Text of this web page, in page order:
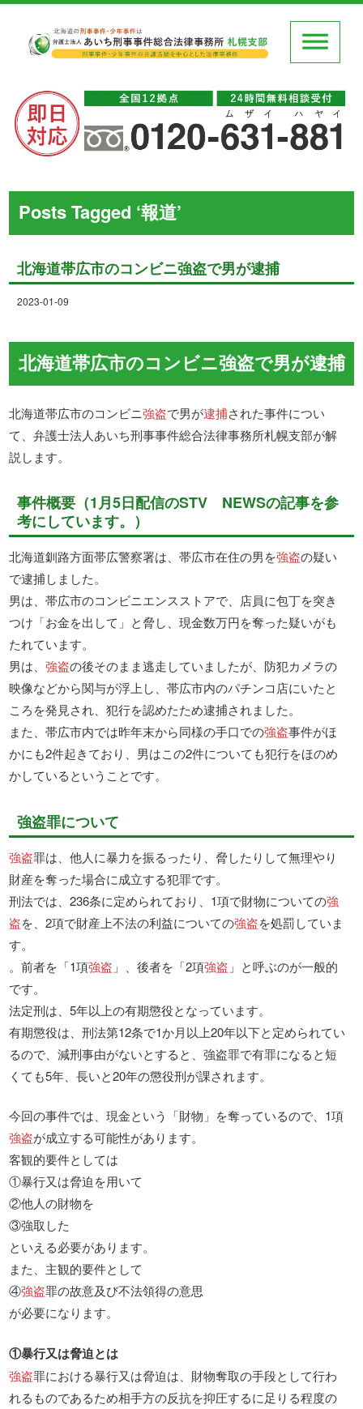
Posts Tagged ‘報道’
北海道帯広市のコンビニ強盗で男が逮捕
2023-01-09
北海道帯広市のコンビニ強盗で男が逮捕
北海道帯広市のコンビニ強盗で男が逮捕された事件につい
て、弁護士法人あいち刑事事件総合法律事務所札幌支部が解
説します。
事件概要（1月5日配信のSTV NEWSの記事を参
考にしています。）
北海道釧路方面帯広警察署は、帯広市在住の男を強盗の疑い
で逮捕しました。
男は、帯広市のコンビニエンスストアで、店員に包丁を突き
つけ「お金を出して」と脅し、現金数万円を奪った疑いがも
たれています。
男は、強盗の後そのまま逃走していましたが、防犯カメラの
映像などから関与が浮上し、帯広市内のパチンコ店にいたと
ころを発見され、犯行を認めたため逮捕されました。
また、帯広市内では昨年末から同様の手口での強盗事件がほ
かにも2件起きており、男はこの2件についても犯行をほのめ
かしているということです。
強盗罪について
強盗罪は、他人に暴力を振るったり、脅したりして無理やり
財産を奪った場合に成立する犯罪です。
刑法では、236条に定められており、1項で財物についての強
盗を、2項で財産上不法の利益についての強盗を処罰していま
す。
。前者を「1項強盗 」、後者を「2項強盗 」と呼ぶのが一般的
です。
法定刑は、5年以上の有期懲役となっています。
有期懲役は、刑法第12条で1か月以上20年以下と定められてい
るので、減刑事由がないとすると、強盗罪で有罪になると短
くても5年、長いと20年の懲役刑が課されます。
今回の事件では、現金という「財物」を奪っているので、1項
強盗が成立する可能性があります。
客観的要件としては
①暴行又は脅迫を用いて
②他人の財物を
③強取した
といえる必要があります。
また、主観的要件として
④強盗罪の故意及び不法領得の意思
が必要になります。
①暴行又は脅迫とは
強盗罪における暴行又は脅迫は、財物奪取の手段として行わ
れるものであるため相手方の反抗を抑圧するに足りる程度の